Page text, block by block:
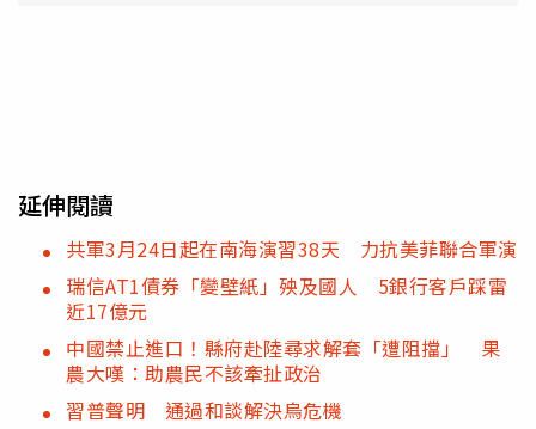
延伸閱讀
共軍3月24日起在南海演習38天 力抗美菲聯合軍演
瑞信AT1債券「變壁紙」殃及國人 5銀行客戶踩雷
近17億元
中國禁止進口！縣府赴陸尋求解套「遭阻擋」 果
農大嘆：助農民不該牽扯政治
習普聲明 通過和談解決烏危機